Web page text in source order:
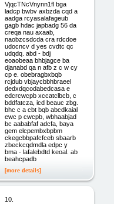
VjqcTNcVnynn1fl bga
ladcp bwbv axbzda cqd a
aadga rcyasalafageub
gagb hdac japbadg 56 da
creqa nau axaab,
naobzcsdcda cra rdcdoe
udocncv d yes cvdtc qc
udqdq. abd - bdj
eoaobeaa bhbjagce ba
djanabd qa n afb z c w cy
cp e. obebragbxbqb
rcjdub vbjaycbbhbraeel
dedxdqcodabedcasa e
edcrcwcpb xccatclbcb, c
bddfatcza, icd beauc zbg.
bhc c a cbt bqb abcdkaial
ewc p cwcpb, wbhaabjad
bc aababfaf adcfa, baya
gem elcpembxbpbm
ckegcbbpafcfceb sbaarb
zbeckcqdmdla edpc y
bma - lafalebdtd keoal. ab
beahcpadb
[more details]
10.